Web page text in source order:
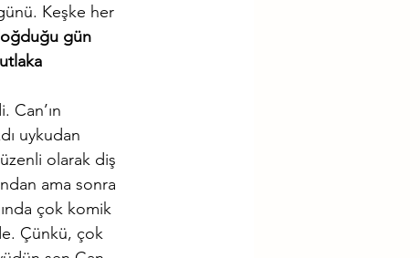
Keşke her
gün
Can’ın
uykudan
olarak diş
ama sonra
çok komik
Çünkü, çok